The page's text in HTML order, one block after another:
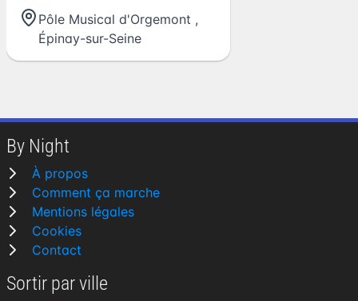
Pôle Musical d'Orgemont ,
Épinay-sur-Seine
By Night
À propos
Comment ça marche
Mentions légales
Cookies
Contact
Sortir par ville